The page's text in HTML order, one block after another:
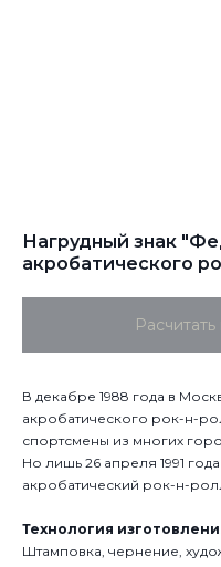
Нагрудный знак
акробатического
В декабре 1988 года в
акробатического рок-н-
спортсмены из многих
Но лишь 26 апреля 1991
акробатический рок-н-
Технология
Штамповка, чернение,